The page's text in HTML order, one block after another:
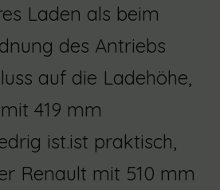
Laden als beim
des Antriebs
auf die Ladehöhe,
419 mm
ist.ist praktisch,
Renault mit 510 mm